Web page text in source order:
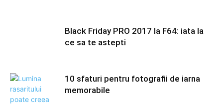
Black Friday PRO 2017 la F64: iata la
ce sa te astepti
10 sfaturi pentru fotografii de iarna
memorabile